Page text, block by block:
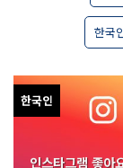
한국
한국인
인스타그램 좋아